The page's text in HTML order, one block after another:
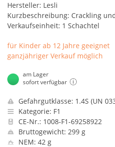
Hersteller: Lesli
Kurzbeschreibung: Crackling
Verkaufseinheit: 1 Schachtel
für Kinder ab 12 Jahre geeignet
ganzjähriger Verkauf möglich
am Lager
sofort verfügbar
Gefahrgutklasse: 1.4S (UN
Kategorie: F1
CE-Nr.: 1008-F1-69258922
Bruttogewicht: 299 g
NEM: 42 g